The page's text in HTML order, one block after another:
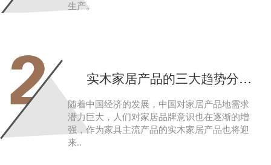
生产。
2 实木家居产品的三大趋势分析其需求潜力大
随着中国经济的发展，中国对家居产品地需求
潜力巨大，人们对家居品牌意识也在逐渐的增
强，作为家具主流产品的实木家居产品也将迎
来..